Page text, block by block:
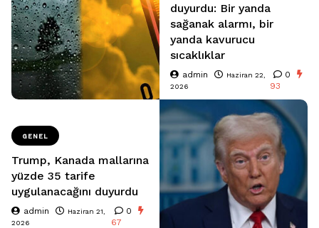
duyurdu: Bir yanda
sağanak alarmı, bir
yanda kavurucu
sıcaklıklar
admin
Haziran 22,
2026
0
93
GENEL
Trump, Kanada mallarına
yüzde 35 tarife
uygulanacağını duyurdu
admin
Haziran 21,
2026
0
67